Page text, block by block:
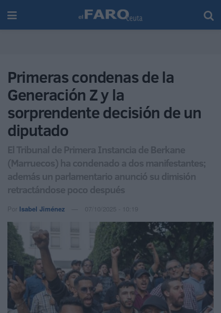
Primeras condenas de la
Generación Z y la
sorprendente decisión de un
diputado
El Tribunal de Primera Instancia de Berkane
(Marruecos) ha condenado a dos manifestantes;
además un parlamentario anunció su dimisión
retractándose poco después
Por Isabel Jiménez 07/10/2025 - 10:19